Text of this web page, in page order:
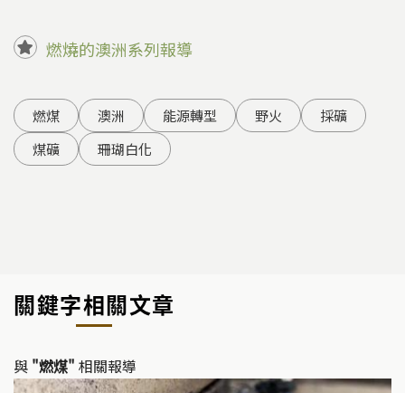
燃燒的澳洲系列報導
燃煤 澳洲 能源轉型 野火
採礦
煤礦
珊瑚白化
關鍵字相關文章
與 "燃煤" 相關報導